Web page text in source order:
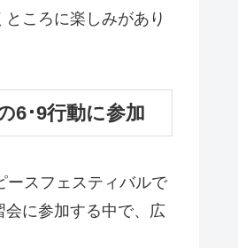
ころに楽しみがあり
6･9行動に参加
ースフェスティバルで
に参加する中で、広